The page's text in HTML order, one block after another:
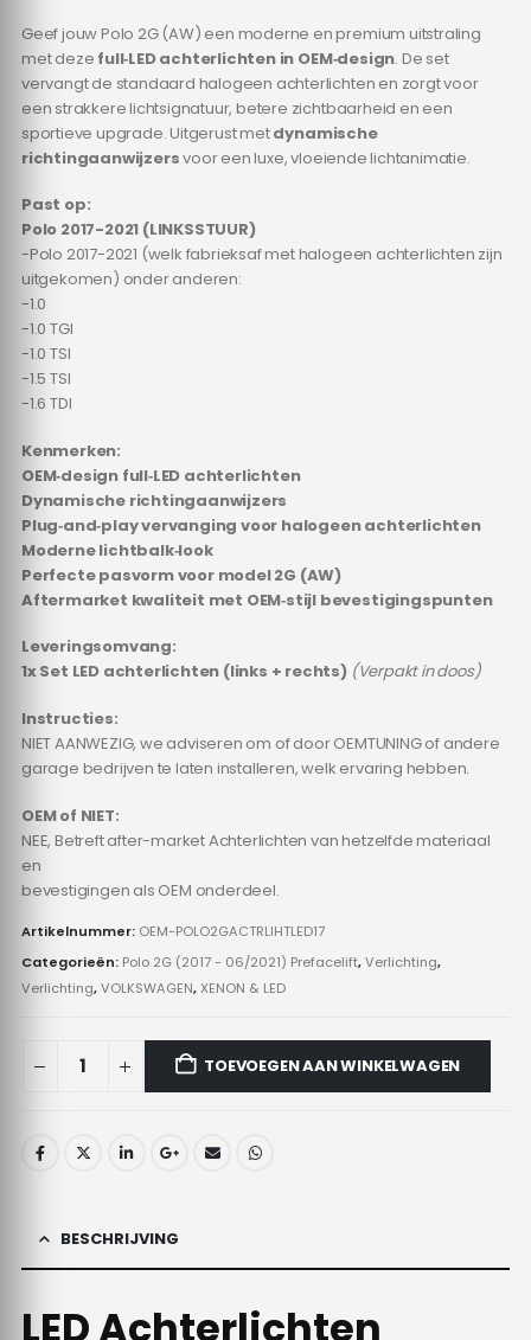
Geef jouw Polo 2G (AW) een moderne en premium uitstraling
met deze full‑LED achterlichten in OEM‑design. De set
vervangt de standaard halogeen achterlichten en zorgt voor
een strakkere lichtsignatuur, betere zichtbaarheid en een
sportieve upgrade. Uitgerust metdynamische
richtingaanwijzersvoor een luxe, vloeiende lichtanimatie.
Past op:
Polo 2017-2021 (LINKSSTUUR)
-Polo 2017-2021 (welk fabrieksaf met halogeen achterlichten zijn
uitgekomen) onder anderen:
-1.0
-1.0 TGI
-1.0 TSI
-1.5 TSI
-1.6 TDI
Kenmerken:
OEM‑design full‑LED achterlichten
Dynamische richtingaanwijzers
Plug‑and‑play vervanging voor halogeen achterlichten
Moderne lichtbalk‑look
Perfecte pasvorm voor model 2G (AW)
Aftermarket kwaliteit met OEM‑stijl bevestigingspunten
Leveringsomvang:
1x Set LED achterlichten (links + rechts) (Verpakt in doos)
Instructies:
NIET AANWEZIG, we adviseren om of door OEMTUNING of andere
garage bedrijven te laten installeren, welk ervaring hebben.
OEM of NIET:
NEE, Betreft after-market Achterlichten van hetzelfde materiaal
en
bevestigingen als OEM onderdeel.
Artikelnummer: OEM-POLO2GACTRLIHTLED17
Categorieën: Polo 2G (2017 - 06/2021) Prefacelift,Verlichting,
Verlichting,VOLKSWAGEN,XENON & LED
TOEVOEGEN AAN WINKELWAGEN
BESCHRIJVING